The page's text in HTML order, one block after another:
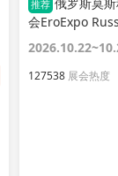
推荐
会EroExpo
127538 展会热度